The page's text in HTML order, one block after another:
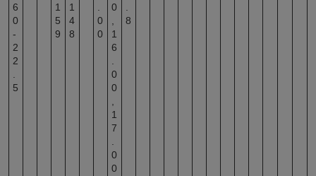
6
0
-
2
2
5
1
5
9
1
4
8
0
0
0
1
6
0
0
1
7
0
0
8